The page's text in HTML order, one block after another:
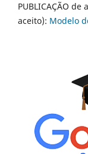
PUBLICAÇÃO
aceito): Modelo